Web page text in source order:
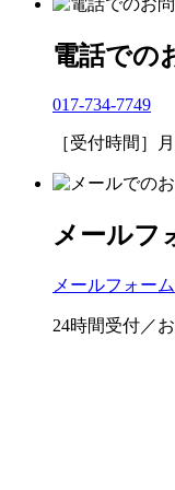
電話での
017-734-7749
［受付時間］
メールフ
メールフォーム
24時間受付／